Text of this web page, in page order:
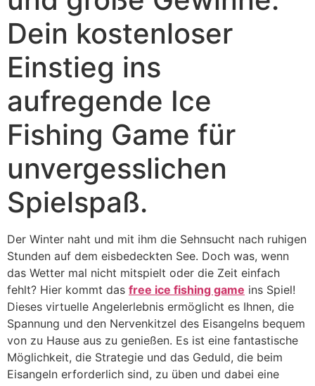
Dein kostenloser
Einstieg ins
aufregende Ice
Fishing Game für
unvergesslichen
Spielspaß.
Der Winter naht und mit ihm die Sehnsucht nach ruhigen
Stunden auf dem eisbedeckten See. Doch was, wenn
das Wetter mal nicht mitspielt oder die Zeit einfach
fehlt? Hier kommt das free ice fishing game ins Spiel!
Dieses virtuelle Angelerlebnis ermöglicht es Ihnen, die
Spannung und den Nervenkitzel des Eisangelns bequem
von zu Hause aus zu genießen. Es ist eine fantastische
Möglichkeit, die Strategie und das Geduld, die beim
Eisangeln erforderlich sind, zu üben und dabei eine